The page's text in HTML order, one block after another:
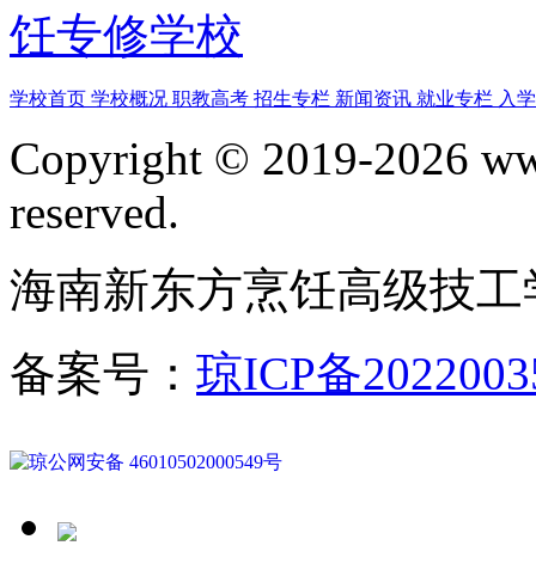
饪专修学校
学校首页 学校概况 职教高考 招生专栏 新闻资讯 就业专栏 入
Copyright © 2019-2026
reserved.
海南新东方烹饪高级技
备案号： 琼ICP备
琼公网安备 46010502000549号